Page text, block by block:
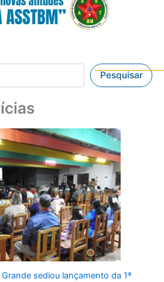
Pesquisar
sediou lançamento da 1ª